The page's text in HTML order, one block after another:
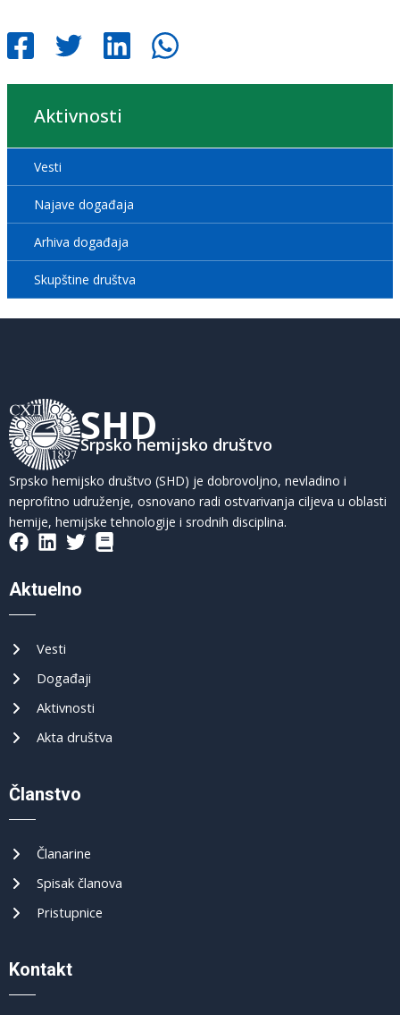
Aktivnosti
Vesti
Najave događaja
Arhiva događaja
Skupštine društva
SHD
Srpsko hemijsko društvo
Srpsko hemijsko društvo (SHD) je dobrovoljno, nevladino i
neprofitno udruženje, osnovano radi ostvarivanja ciljeva u oblasti
hemije, hemijske tehnologije i srodnih disciplina.
Aktuelno
Vesti
Događaji
Aktivnosti
Akta društva
Članstvo
Članarine
Spisak članova
Pristupnice
Kontakt